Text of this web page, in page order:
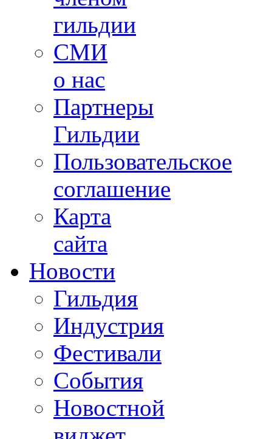
гильдии
СМИ
о нас
Партнеры
Гильдии
Пользовательское
соглашение
Карта
сайта
Новости
Гильдия
Индустрия
Фестивали
События
Новостной